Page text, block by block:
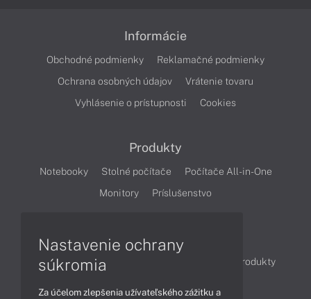
Informácie
Obchodné podmienky
Reklamačné podmienky
Ochrana osobných údajov
Vrátenie tovaru
Vyhlásenie o prístupnosti
Cookies
Produkty
Notebooky Stolné počítače
Počítače All-in-One
Monitory
Príslušenstvo
Články
Obchodné informácie
Produkty
Nastavenie ochrany
súkromia
Za účelom zlepšenia užívateľského zážitku a